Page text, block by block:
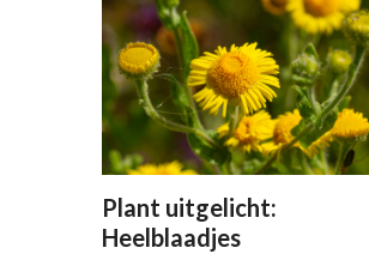
Plant uitgelicht:
Heelblaadjes